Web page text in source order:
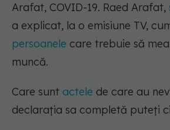
Arafat, COVID-19. Raed Arafat,
a explicat, la o emisiune TV,
persoanele care trebuie să
muncă.
Care sunt actele de care au
declarația sa completă puteți